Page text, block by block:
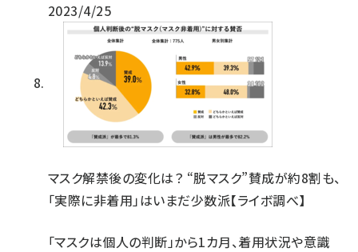
2023/4/25
マスク解禁後の変化は？ “脱マスク”賛成が約8割も、
「実際に非着用」はいまだ少数派【ライボ調べ】
「マスクは個人の判断」から1カ月、着用状況や意識